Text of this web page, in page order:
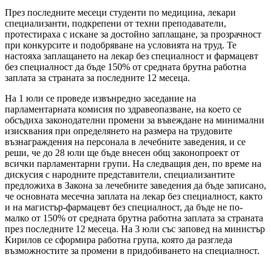
През последните месеци студенти по медицина, лекари
специализанти, подкрепени от техни преподаватели,
протестираха с искане за достойно заплащане, за прозрачност
при конкурсите и подобряване на условията на труд. Те
настояха заплащането на лекар без специалност и фармацевт
без специалност да бъде 150% от средната брутна работна
заплата за страната за последните 12 месеца.
На 1 юли се проведе извънредно заседание на
парламентарната комисия по здравеопазване, на което се
обсъдиха законодателни промени за въвеждане на минимални
изисквания при определянето на размера на трудовите
възнаграждения на персонала в лечебните заведения, и се
реши, че до 28 юли ще бъде внесен общ законопроект от
всички парламентарни групи. На следващия ден, по време на
дискусия с народните представители, специализантите
предложиха в Закона за лечебните заведения да бъде записано,
че основната месечна заплата на лекар без специалност, както
и на магистър-фармацевт без специалност, да бъде не по-
малко от 150% от средната брутна работна заплата за страната
през последните 12 месеца. На 3 юли със заповед на министър
Кирилов се сформира работна група, която да разгледа
възможностите за промени в придобиването на специалност.